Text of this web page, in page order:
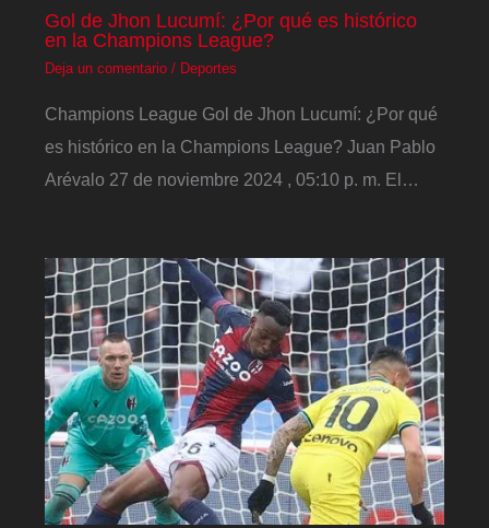
Gol de Jhon Lucumí: ¿Por qué es histórico
en la Champions League?
Deja un comentario / Deportes
Champions League Gol de Jhon Lucumí: ¿Por qué
es histórico en la Champions League? Juan Pablo
Arévalo 27 de noviembre 2024 , 05:10 p. m. El…